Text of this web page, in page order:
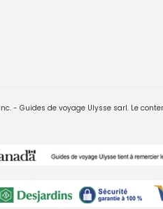
- Guides de voyage Ulysse sarl. Le